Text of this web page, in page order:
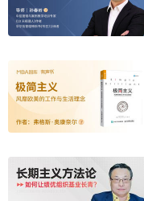
勢部分與其他企業的強
也就是說，企業不再僅
個容積更大的水桶，然
分，因而有效剋服了傳
講分工不講整合的缺陷。
業協作的程度越來越高
不開與其他企業的有效